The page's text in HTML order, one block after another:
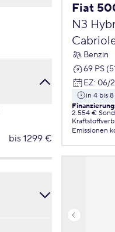
bis 1299 €
Fiat
N3
Benzin
69 PS
EZ: 06/
in 4 bis
2.554 €
Emissionen